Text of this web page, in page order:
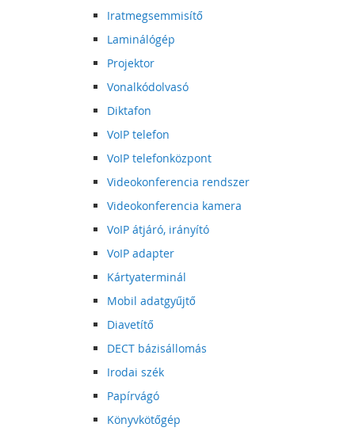
Iratmegsemmisítő
Laminálógép
Projektor
Vonalkódolvasó
Diktafon
VoIP telefon
VoIP telefonközpont
Videokonferencia rendszer
Videokonferencia kamera
VoIP átjáró, irányító
VoIP adapter
Kártyaterminál
Mobil adatgyűjtő
Diavetítő
DECT bázisállomás
Irodai szék
Papírvágó
Könyvkötőgép